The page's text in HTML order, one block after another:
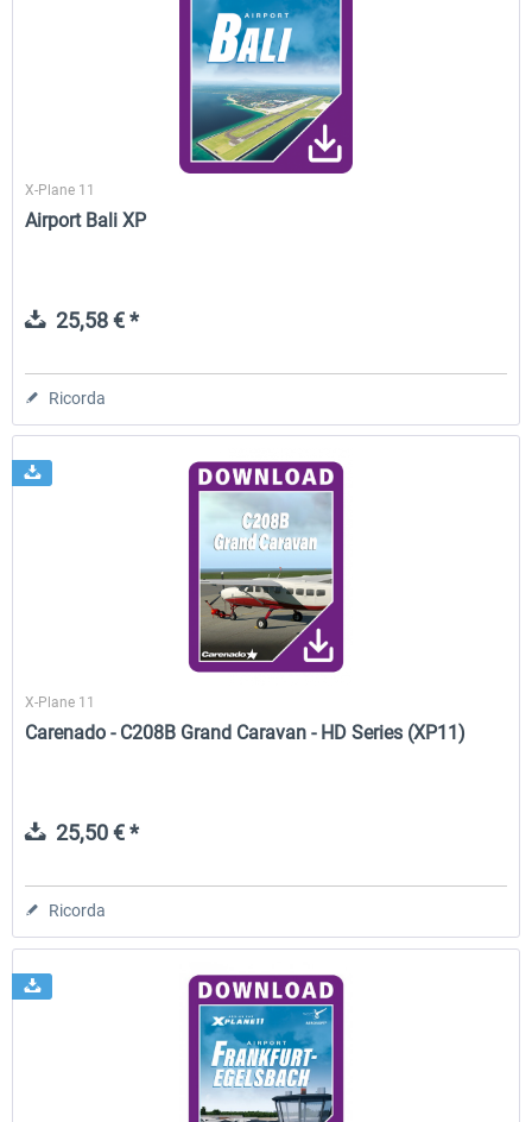
X-Plane 11
Airport Bali XP
25,58 € *
Ricorda
X-Plane 11
Carenado - C208B Grand Caravan - HD Series (XP11)
25,50 € *
Ricorda